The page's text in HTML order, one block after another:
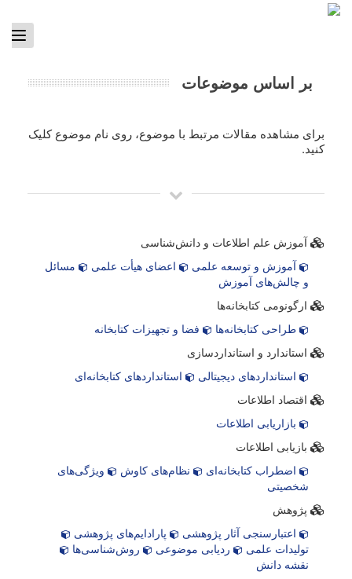
بر اساس موضوعات
برای مشاهده مقالات مرتبط با موضوع، روی نام موضوع کلیک
کنید.
آموزش علم اطلاعات و دانش‌شناسی
آموزش و توسعه علمی
اعضای هیأت علمی
مسائل
و چالش‌های آموزش
ارگونومی کتابخانه‌ها
طراحی کتابخانه‌ها
فضا و تجهیزات کتابخانه
استاندارد و استانداردسازی
استانداردهای دیجیتالی
استانداردهای کتابخانه‌ای
اقتصاد اطلاعات
بازاریابی اطلاعات
بازیابی اطلاعات
اضطراب کتابخانه‌ای
نظام‌های کاوش
ویژگی‌های
شخصیتی
پژوهش
اعتبارسنجی آثار پژوهشی
پارادایم‌های پژوهشی
تولیدات علمی
ردیابی موضوعی
روش‌شناسی‌ها
نقشه دانش